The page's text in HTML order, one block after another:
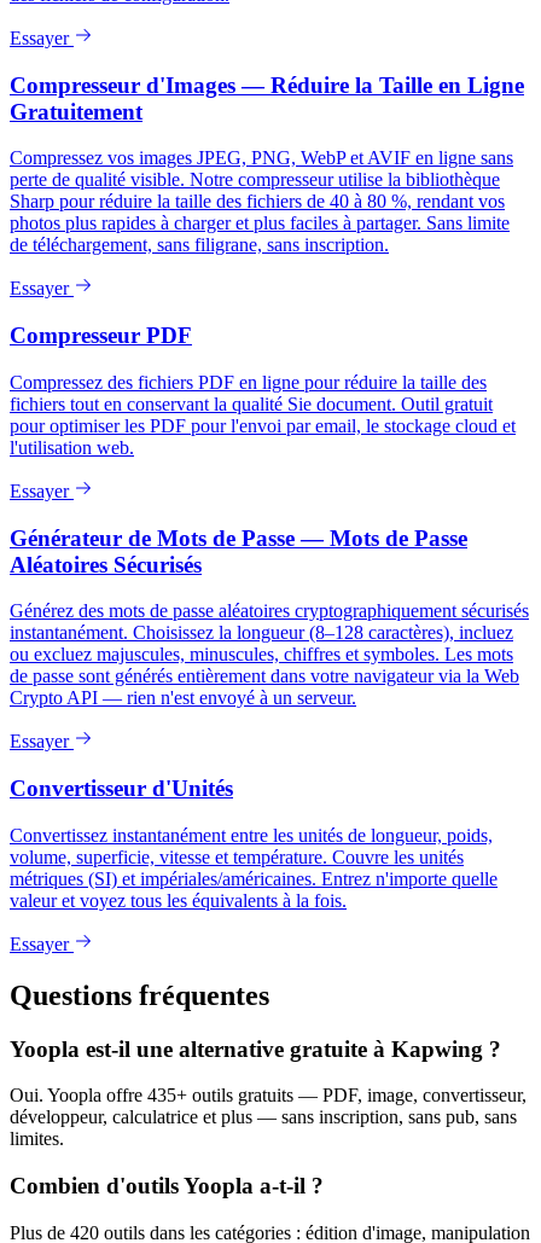
Essayer
Compresseur d'Images — Réduire la Taille en Ligne
Gratuitement
Compressez vos images JPEG, PNG, WebP et AVIF en ligne sans
perte de qualité visible. Notre compresseur utilise la bibliothèque
Sharp pour réduire la taille des fichiers de 40 à 80 %, rendant vos
photos plus rapides à charger et plus faciles à partager. Sans limite
de téléchargement, sans filigrane, sans inscription.
Essayer
Compresseur PDF
Compressez des fichiers PDF en ligne pour réduire la taille des
fichiers tout en conservant la qualité Sie document. Outil gratuit
pour optimiser les PDF pour l'envoi par email, le stockage cloud et
l'utilisation web.
Essayer
Générateur de Mots de Passe — Mots de Passe
Aléatoires Sécurisés
Générez des mots de passe aléatoires cryptographiquement sécurisés
instantanément. Choisissez la longueur (8–128 caractères), incluez
ou excluez majuscules, minuscules, chiffres et symboles. Les mots
de passe sont générés entièrement dans votre navigateur via la Web
Crypto API — rien n'est envoyé à un serveur.
Essayer
Convertisseur d'Unités
Convertissez instantanément entre les unités de longueur, poids,
volume, superficie, vitesse et température. Couvre les unités
métriques (SI) et impériales/américaines. Entrez n'importe quelle
valeur et voyez tous les équivalents à la fois.
Essayer
Questions fréquentes
Yoopla est-il une alternative gratuite à Kapwing ?
Oui. Yoopla offre 435+ outils gratuits — PDF, image, convertisseur,
développeur, calculatrice et plus — sans inscription, sans pub, sans
limites.
Combien d'outils Yoopla a-t-il ?
Plus de 420 outils dans les catégories : édition d'image, manipulation